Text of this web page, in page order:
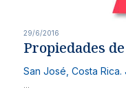
29/6/2016
Propiedades
San José, Costa Rica.